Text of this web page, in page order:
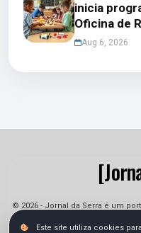
inicia
Oficina de
Aug 6, 2026
© 2026 - Jornal da Serra é um
jornalístico. As
Este site utiliza cookies